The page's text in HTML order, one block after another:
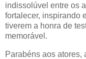
indissolúvel entre os
fortalecer, inspirando
tiverem a honra de
memorável.
Parabéns aos atores,